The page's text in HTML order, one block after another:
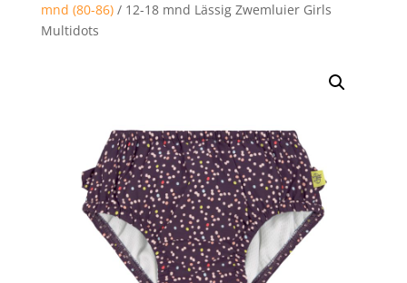
mnd (80-86)/ 12-18 mnd Lässig Zwemluier Girls
Multidots